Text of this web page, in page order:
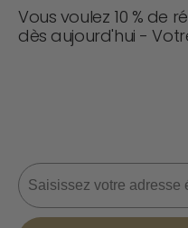
Vous voulez 10 % de
dès aujourd'hui -
Courriel